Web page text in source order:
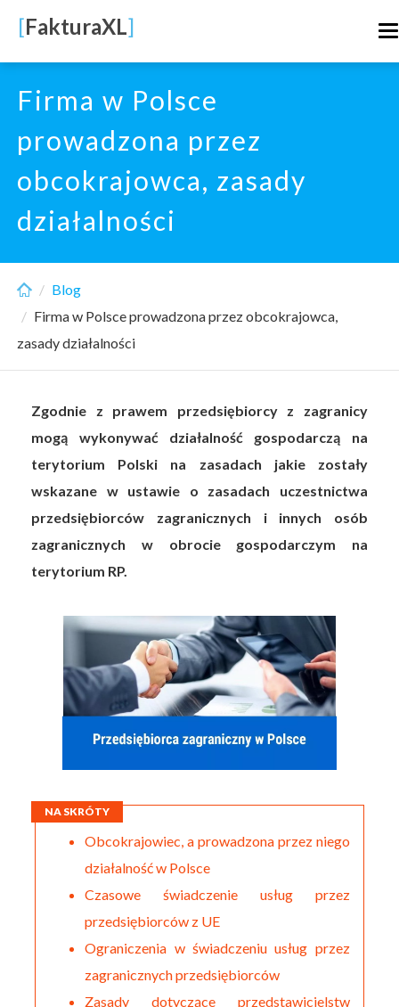
main
content
[FakturaXL]
Firma w Polsce
prowadzona przez
obcokrajowca, zasady
działalności
Blog
Firma w Polsce prowadzona przez obcokrajowca,
zasady działalności
Zgodnie z prawem przedsiębiorcy z zagranicy
mogą wykonywać działalność gospodarczą na
terytorium Polski na zasadach jakie zostały
wskazane w ustawie o zasadach uczestnictwa
przedsiębiorców zagranicznych i innych osób
zagranicznych w obrocie gospodarczym na
terytorium RP.
NA SKRÓTY
Obcokrajowiec, a prowadzona przez niego
działalność w Polsce
Czasowe świadczenie usług przez
przedsiębiorców z UE
Ograniczenia w świadczeniu usług przez
zagranicznych przedsiębiorców
Zasady dotyczące przedstawicielstw